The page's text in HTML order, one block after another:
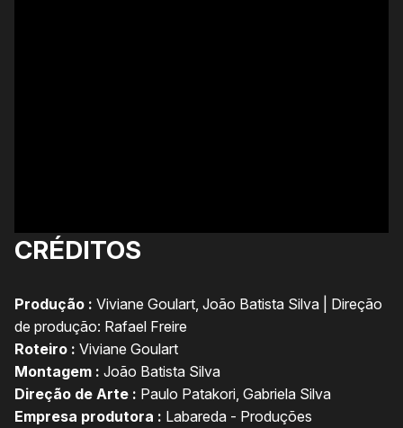
CRÉDITOS
Produção : Viviane Goulart, João Batista Silva | Direção
de produção: Rafael Freire
Roteiro : Viviane Goulart
Montagem : João Batista Silva
Direção de Arte : Paulo Patakori, Gabriela Silva
Empresa produtora : Labareda - Produções